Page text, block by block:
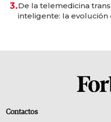
3.De la telemedicina
inteligente: la evolución
Contactos